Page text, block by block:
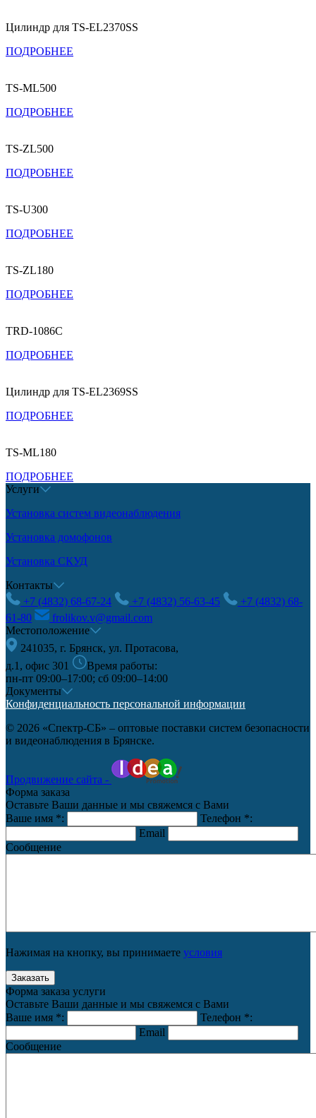
Цилиндр для TS-EL2370SS
ПОДРОБНЕЕ
TS-ML500
ПОДРОБНЕЕ
TS-ZL500
ПОДРОБНЕЕ
TS-U300
ПОДРОБНЕЕ
TS-ZL180
ПОДРОБНЕЕ
TRD-1086C
ПОДРОБНЕЕ
Цилиндр для TS-EL2369SS
ПОДРОБНЕЕ
TS-ML180
ПОДРОБНЕЕ
Услуги
Установка систем видеонаблюдения
Установка домофонов
Установка СКУД
Контакты
+7 (4832) 68-67-24
+7 (4832) 56-63-45
+7 (4832) 68-
61-80
frolikov.v@gmail.com
Местоположение
241035, г. Брянск, ул. Протасова,
д.1, офис 301
Время работы:
пн-пт 09:00–17:00; сб 09:00–14:00
Документы
Конфиденциальность персональной информации
© 2026 «Спектр-СБ» – оптовые поставки систем безопасности
и видеонаблюдения в Брянске.
Продвижение сайта -
Форма заказа
Оставьте Ваши данные и мы свяжемся с Вами
Ваше имя *: Телефон *:
Email
Сообщение
Нажимая на кнопку, вы принимаете условия
Форма заказа услуги
Оставьте Ваши данные и мы свяжемся с Вами
Ваше имя *: Телефон *:
Email
Сообщение